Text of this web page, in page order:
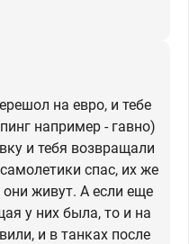
на евро, и тебе
например - гавно)
и тебя возвращали
спас, их же
живут. А если еще
у них была, то и на
и в танках после